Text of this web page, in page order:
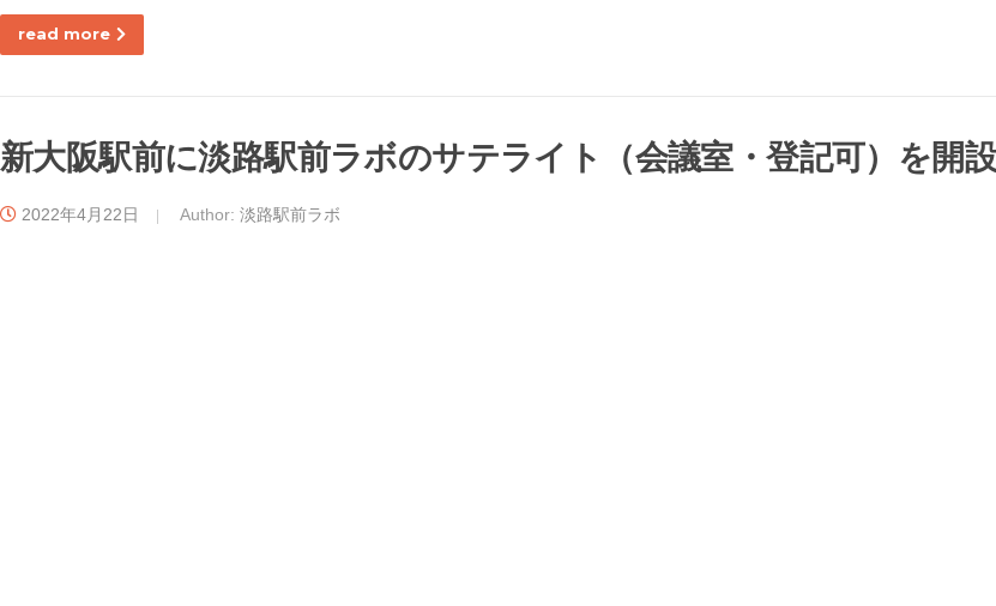
read more
新大阪駅前に淡路駅前ラボのサテライト（会議室・登記可）を開
2022年4月22日 Author: 淡路駅前ラボ